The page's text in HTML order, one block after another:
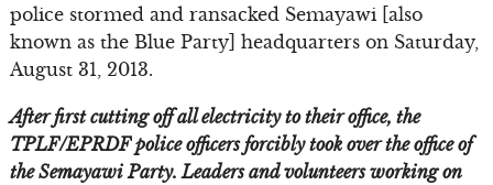
police stormed and ransacked Semayawi [also
known as the Blue Party] headquarters on Saturday,
August 31, 2013.
After first cutting off all electricity to their office, the
TPLF/EPRDF police officers forcibly took over the office of
the Semayawi Party. Leaders and volunteers working on